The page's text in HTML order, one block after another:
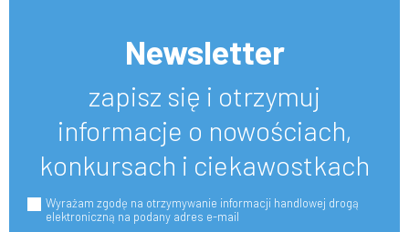
Newsletter
zapisz się i otrzymuj
informacje o nowościach,
konkursach i ciekawostkach
Wyrażam zgodę na otrzymywanie informacji handlowej drogą
elektroniczną na podany adres e-mail